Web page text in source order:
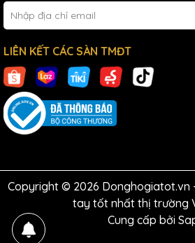
LIÊN KẾT CÁC SÀN TMĐT
Copyright © 2026 Donghogiatot.vn
tay tốt nhất thị trường
Cung cấp bởi